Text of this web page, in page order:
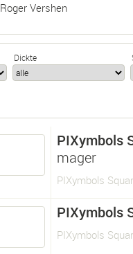
Roger Vershen
Dickte
PIXymbols
mager
PIXymbols
PIXymbols
PIXymbols